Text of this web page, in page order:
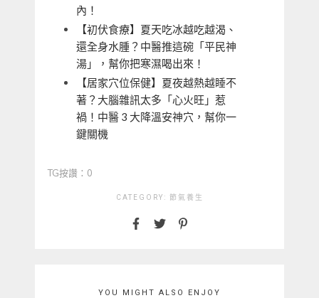
內！
【初伏食療】夏天吃冰越吃越渴、
還全身水腫？中醫推這碗「平民神
湯」，幫你把寒濕喝出來！
【居家穴位保健】夏夜越熱越睡不
著？大腦雜訊太多「心火旺」惹
禍！中醫 3 大降溫安神穴，幫你一
鍵關機
TG按讚：0
CATEGORY: 節氣養生
YOU MIGHT ALSO ENJOY